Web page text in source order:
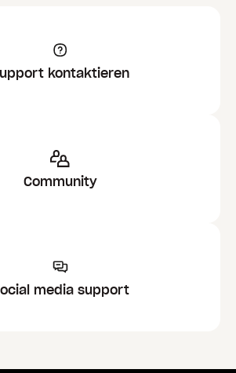
kontaktieren
Community
media support